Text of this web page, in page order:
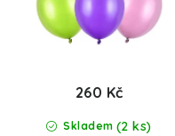
Skladem (2 ks)
260 Kč